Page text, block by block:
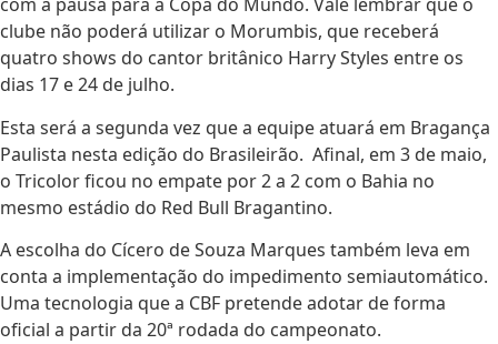
clube não poderá utilizar o Morumbis, que receberá
quatro shows do cantor britânico Harry Styles entre os
dias 17 e 24 de julho.
Esta será a segunda vez que a equipe atuará em Bragança
Paulista nesta edição do Brasileirão. Afinal, em 3 de maio,
o Tricolor ficou no empate por 2 a 2 com o Bahia no
mesmo estádio do Red Bull Bragantino.
A escolha do Cícero de Souza Marques também leva em
conta a implementação do impedimento semiautomático.
Uma tecnologia que a CBF pretende adotar de forma
oficial a partir da 20ª rodada do campeonato.